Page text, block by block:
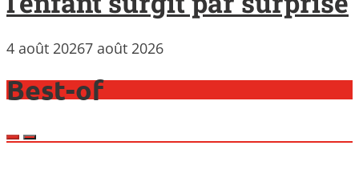
4 août 20267 août 2026
Best-of